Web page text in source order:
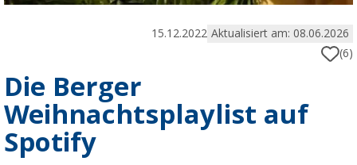
15.12.2022 Aktualisiert am: 08.06.2026
(6)
Die Berger
Weihnachtsplaylist auf
Spotify